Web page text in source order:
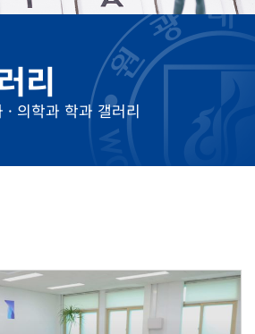
리
· 의학과 학과 갤러리
PagePage Page